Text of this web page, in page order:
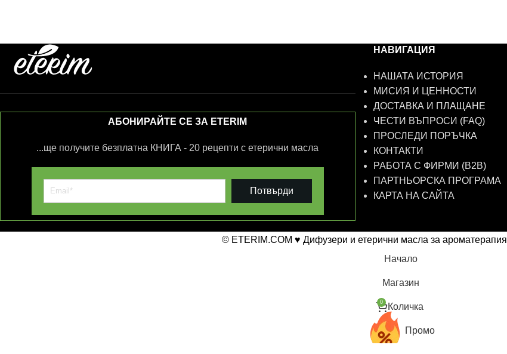
АБОНИРАЙТЕ СЕ ЗА ETERIM
...ще получите безплатна КНИГА - 20 рецепти с етерични масла
Потвърди
НАВИГАЦИЯ
НАШАТА ИСТОРИЯ
МИСИЯ И ЦЕННОСТИ
ДОСТАВКА И ПЛАЩАНЕ
ЧЕСТИ ВЪПРОСИ (FAQ)
ПРОСЛЕДИ ПОРЪЧКА
КОНТАКТИ
РАБОТА С ФИРМИ (B2B)
ПАРТНЬОРСКА ПРОГРАМА
КАРТА НА САЙТА
© ETERIM.COM ♥ Дифузери и етерични масла за ароматерапия
Начало
Магазин
0 Количка
Промо